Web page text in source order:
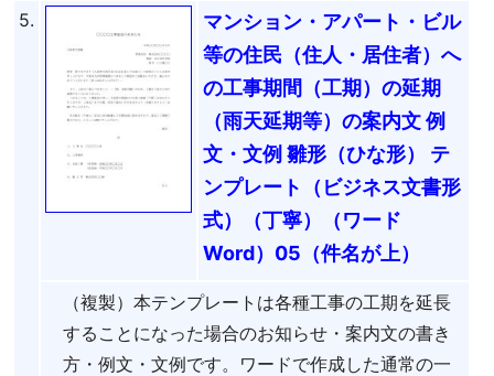
5.
マンション・アパート・ビル
等の住民（住人・居住者）へ
の工事期間（工期）の延期
（雨天延期等）の案内文 例
文・文例 雛形（ひな形） テ
ンプレート（ビジネス文書形
式）（丁寧）（ワード
Word）05（件名が上）
（複製）本テンプレートは各種工事の工期を延長
することになった場合のお知らせ・案内文の書き
方・例文・文例です。ワードで作成した通常の一